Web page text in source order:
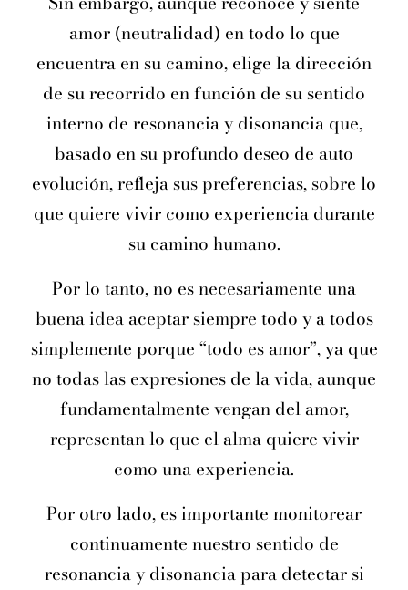
amor (neutralidad) en todo lo que
encuentra en su camino, elige la dirección
de su recorrido en función de su sentido
interno de resonancia y disonancia que,
basado en su profundo deseo de auto
evolución, refleja sus preferencias, sobre lo
que quiere vivir como experiencia durante
su camino humano.
Por lo tanto, no es necesariamente una
buena idea aceptar siempre todo y a todos
simplemente porque “todo es amor”, ya que
no todas las expresiones de la vida, aunque
fundamentalmente vengan del amor,
representan lo que el alma quiere vivir
como una experiencia.
Por otro lado, es importante monitorear
continuamente nuestro sentido de
resonancia y disonancia para detectar si